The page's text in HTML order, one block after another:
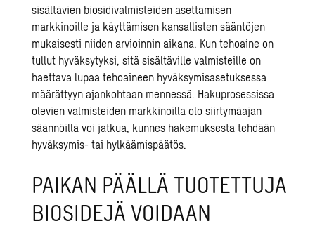
sisältävien biosidivalmisteiden asettamisen
markkinoille ja käyttämisen kansallisten sääntöjen
mukaisesti niiden arvioinnin aikana. Kun tehoaine on
tullut hyväksytyksi, sitä sisältäville valmisteille on
haettava lupaa tehoaineen hyväksymisasetuksessa
määrättyyn ajankohtaan mennessä. Hakuprosessissa
olevien valmisteiden markkinoilla olo siirtymäajan
säännöillä voi jatkua, kunnes hakemuksesta tehdään
hyväksymis- tai hylkäämispäätös.
PAIKAN PÄÄLLÄ TUOTETTUJA
BIOSIDEJÄ VOIDAAN